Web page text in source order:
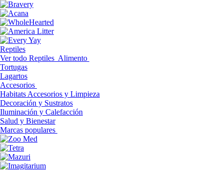
Reptiles
Ver todo Reptiles Alimento
Tortugas
Lagartos
Accesorios
Habitats Accesorios y Limpieza
Decoración y Sustratos
Iluminación y Calefacción
Salud y Bienestar
Marcas populares